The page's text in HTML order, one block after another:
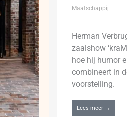
Maatschappij
Herman
zaalshow
hoe hij humor
combineert in
voorstelling.
Lees meer →